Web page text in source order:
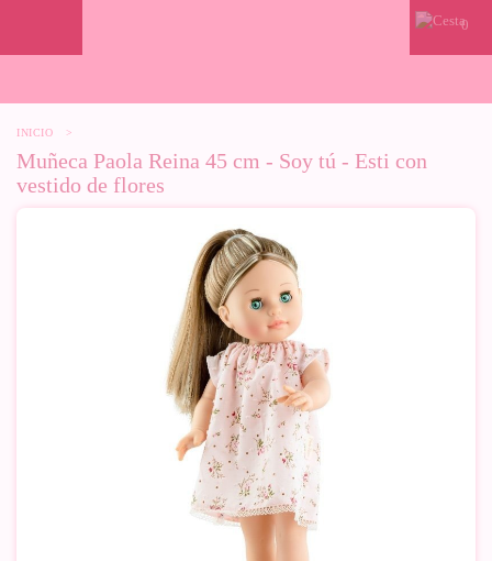
0
INICIO >
Muñeca Paola Reina 45 cm - Soy tú - Esti con
vestido de flores